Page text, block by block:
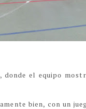
el equipo
bien, con un